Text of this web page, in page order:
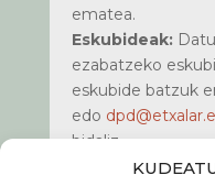
ematea.
Eskubideak:
ezabatzeko
eskubide batzuk
edo
bidaliz.
Informazio